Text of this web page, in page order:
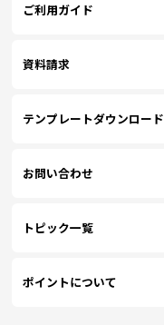
ご利用ガイド
資料請求
テンプレートダウンロード
お問い合わせ
トピック一覧
ポイントについて